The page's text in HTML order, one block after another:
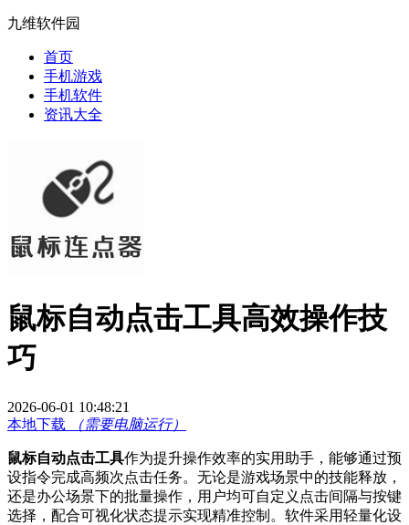
九维软件园
首页
手机游戏
手机软件
资讯大全
鼠标自动点击工具高效操作技
巧
2026-06-01 10:48:21
本地下载
（需要电脑运行）
鼠标自动点击工具作为提升操作效率的实用助手，能够通过预
设指令完成高频次点击任务。无论是游戏场景中的技能释放，
还是办公场景下的批量操作，用户均可自定义点击间隔与按键
选择，配合可视化状态提示实现精准控制。软件采用轻量化设